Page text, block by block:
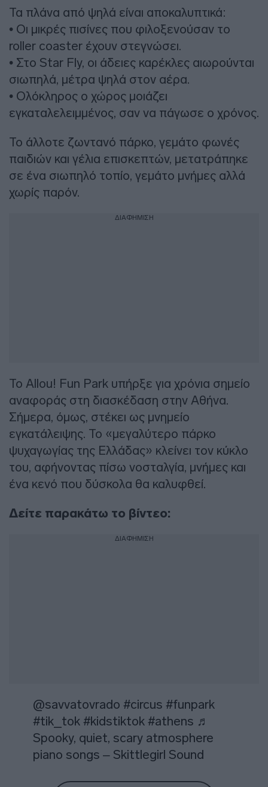
Τα πλάνα από ψηλά είναι αποκαλυπτικά:
• Οι μικρές πισίνες που φιλοξενούσαν το
roller coaster έχουν στεγνώσει.
• Στο Star Fly, οι άδειες καρέκλες αιωρούνται
σιωπηλά, μέτρα ψηλά στον αέρα.
• Ολόκληρος ο χώρος μοιάζει
εγκαταλελειμμένος, σαν να πάγωσε ο χρόνος.
Το άλλοτε ζωντανό πάρκο, γεμάτο φωνές
παιδιών και γέλια επισκεπτών, μετατράπηκε
σε ένα σιωπηλό τοπίο, γεμάτο μνήμες αλλά
χωρίς παρόν.
ΔΙΑΦΗΜΙΣΗ
Το Allou! Fun Park υπήρξε για χρόνια σημείο
αναφοράς στη διασκέδαση στην Αθήνα.
Σήμερα, όμως, στέκει ως μνημείο
εγκατάλειψης. Το «μεγαλύτερο πάρκο
ψυχαγωγίας της Ελλάδας» κλείνει τον κύκλο
του, αφήνοντας πίσω νοσταλγία, μνήμες και
ένα κενό που δύσκολα θα καλυφθεί.
Δείτε παρακάτω το βίντεο:
ΔΙΑΦΗΜΙΣΗ
@savvatovrado #circus #funpark
#tik_tok #kidstiktok #athens ♬
Spooky, quiet, scary atmosphere
piano songs – Skittlegirl Sound